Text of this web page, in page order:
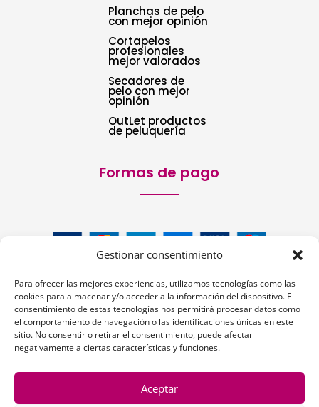
Gestionar consentimiento
Para ofrecer las mejores experiencias, utilizamos tecnologías como las
cookies para almacenar y/o acceder a la información del dispositivo. El
consentimiento de estas tecnologías nos permitirá procesar datos como
el comportamiento de navegación o las identificaciones únicas en este
sitio. No consentir o retirar el consentimiento, puede afectar
negativamente a ciertas características y funciones.
Aceptar
Planchas de pelo
con mejor opinión
Cortapelos
profesionales
mejor valorados
Secadores de
pelo con mejor
opinión
OutLet productos
de peluquería
Formas de pago
Siguenos: